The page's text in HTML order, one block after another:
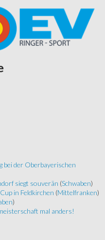
der Oberbayerischen
siegt souverän (Schwaben)
in Feldkirchen (Mittelfranken)
)
mal anders!